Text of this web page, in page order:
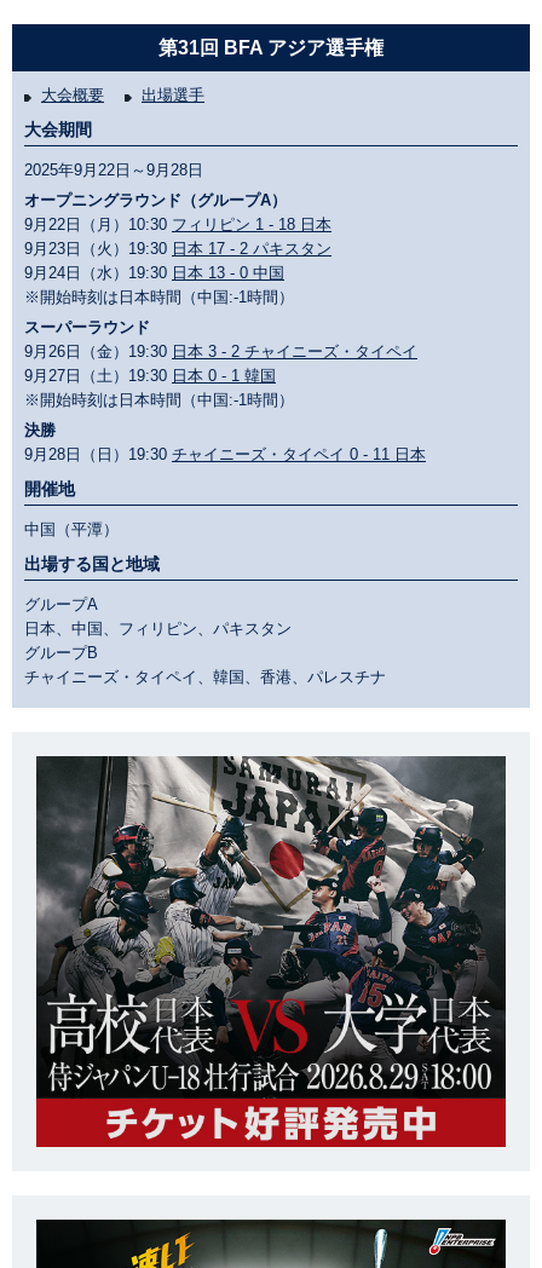
第31回 BFA アジア選手権
大会概要 出場選手
大会期間
2025年9月22日～9月28日
オープニングラウンド（グループA）
9月22日（月）10:30 フィリピン 1 - 18 日本
9月23日（火）19:30 日本 17 - 2 パキスタン
9月24日（水）19:30 日本 13 - 0 中国
※開始時刻は日本時間（中国:-1時間）
スーパーラウンド
9月26日（金）19:30 日本 3 - 2 チャイニーズ・タイペイ
9月27日（土）19:30 日本 0 - 1 韓国
※開始時刻は日本時間（中国:-1時間）
決勝
9月28日（日）19:30 チャイニーズ・タイペイ 0 - 11 日本
開催地
中国（平潭）
出場する国と地域
グループA
日本、中国、フィリピン、パキスタン
グループB
チャイニーズ・タイペイ、韓国、香港、パレスチナ